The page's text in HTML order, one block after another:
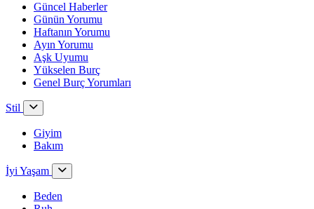
Güncel Haberler
Günün Yorumu
Haftanın Yorumu
Ayın Yorumu
Aşk Uyumu
Yükselen Burç
Genel Burç Yorumları
Stil
Giyim
Bakım
İyi Yaşam
Beden